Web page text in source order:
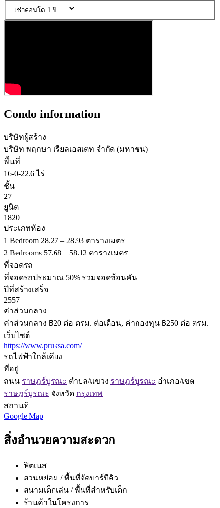
Condo information
บริษัทผู้สร้าง
บริษัท พฤกษา เรียลเอสเตท จำกัด (มหาชน)
พื้นที่
16-0-22.6 ไร่
ชั้น
27
ยูนิต
1820
ประเภทห้อง
1 Bedroom 28.27 – 28.93 ตารางเมตร
2 Bedrooms 57.68 – 58.12 ตารางเมตร
ที่จอดรถ
ที่จอดรถประมาณ 50% รวมจอดซ้อนคัน
ปีที่สร้างเสร็จ
2557
ค่าส่วนกลาง
ค่าส่วนกลาง ฿20 ต่อ ตรม. ต่อเดือน, ค่ากองทุน ฿250 ต่อ ตรม.
เว็บไซต์
https://www.pruksa.com/
รถไฟฟ้าใกล้เคียง
ที่อยู่
ถนน ราษฎร์บูรณะ ตำบล/แขวง ราษฎร์บูรณะ อำเภอ/เขต
ราษฎร์บูรณะ จังหวัด กรุงเทพ
สถานที่
Google Map
สิ่งอำนวยความสะดวก
ฟิตเนส
สวนหย่อม / พื้นที่จัดบาร์บีคิว
สนามเด็กเล่น / พื้นที่สำหรับเด็ก
ร้านค้าในโครงการ